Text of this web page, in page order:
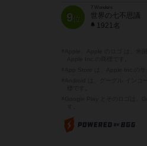
9位
7 Wonders
世界の七不思議
1921名